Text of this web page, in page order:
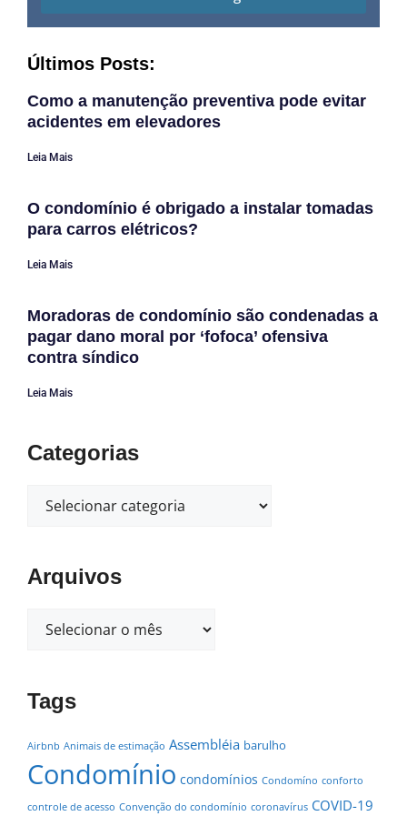
Últimos Posts:
Como a manutenção preventiva pode evitar
acidentes em elevadores
Leia Mais
O condomínio é obrigado a instalar tomadas
para carros elétricos?
Leia Mais
Moradoras de condomínio são condenadas a
pagar dano moral por ‘fofoca’ ofensiva
contra síndico
Leia Mais
Categorias
Arquivos
Tags
Airbnb Animais de estimação Assembléia barulho
Condomínio condomínios Condomíno conforto
controle de acesso Convenção do condomínio coronavírus COVID-19